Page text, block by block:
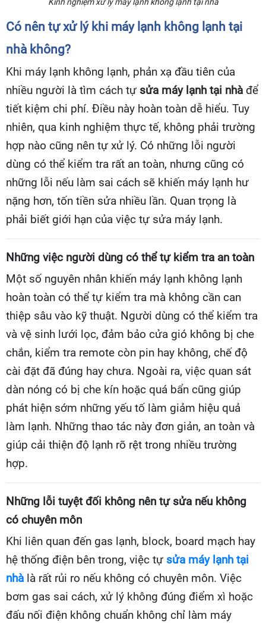
Có nên tự xử lý khi máy lạnh không lạnh tại
nhà không?
Khi máy lạnh không lạnh, phản xạ đầu tiên của
nhiều người là tìm cách tự sửa máy lạnh tại nhà để
tiết kiệm chi phí. Điều này hoàn toàn dễ hiểu. Tuy
nhiên, qua kinh nghiệm thực tế, không phải trường
hợp nào cũng nên tự xử lý. Có những lỗi người
dùng có thể kiểm tra rất an toàn, nhưng cũng có
những lỗi nếu làm sai cách sẽ khiến máy lạnh hư
nặng hơn, tốn tiền sửa nhiều lần. Quan trọng là
phải biết giới hạn của việc tự sửa máy lạnh.
Những việc người dùng có thể tự kiểm tra an toàn
Một số nguyên nhân khiến máy lạnh không lạnh
hoàn toàn có thể tự kiểm tra mà không cần can
thiệp sâu vào kỹ thuật. Người dùng có thể kiểm tra
và vệ sinh lưới lọc, đảm bảo cửa gió không bị che
chắn, kiểm tra remote còn pin hay không, chế độ
cài đặt đã đúng hay chưa. Ngoài ra, việc quan sát
dàn nóng có bị che kín hoặc quá bẩn cũng giúp
phát hiện sớm những yếu tố làm giảm hiệu quả
làm lạnh. Những thao tác này đơn giản, an toàn và
giúp cải thiện độ lạnh rõ rệt trong nhiều trường
hợp.
Những lỗi tuyệt đối không nên tự sửa nếu không
có chuyên môn
Khi liên quan đến gas lạnh, block, board mạch hay
hệ thống điện bên trong, việc tự sửa máy lạnh tại
nhà là rất rủi ro nếu không có chuyên môn. Việc
bơm gas sai cách, xử lý không đúng điểm xì hoặc
đấu nối điện không chuẩn không chỉ làm máy